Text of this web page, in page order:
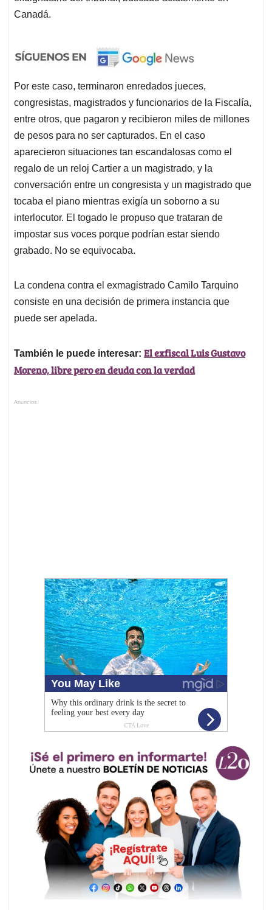
Canadá.
Por este caso, terminaron enredados jueces,
congresistas, magistrados y funcionarios de la Fiscalía,
entre otros, que pagaron y recibieron miles de millones
de pesos para no ser capturados. En el caso
aparecieron situaciones tan escandalosas como el
regalo de un reloj Cartier a un magistrado, y la
conversación entre un congresista y un magistrado que
tocaba el piano mientras exigía un soborno a su
interlocutor. El togado le propuso que trataran de
impostar sus voces porque podrían estar siendo
grabado. No se equivocaba.
La condena contra el exmagistrado Camilo Tarquino
consiste en una decisión de primera instancia que
puede ser apelada.
También le puede interesar: El exfiscal Luis Gustavo
Moreno, libre pero en deuda con la verdad
Anuncios.